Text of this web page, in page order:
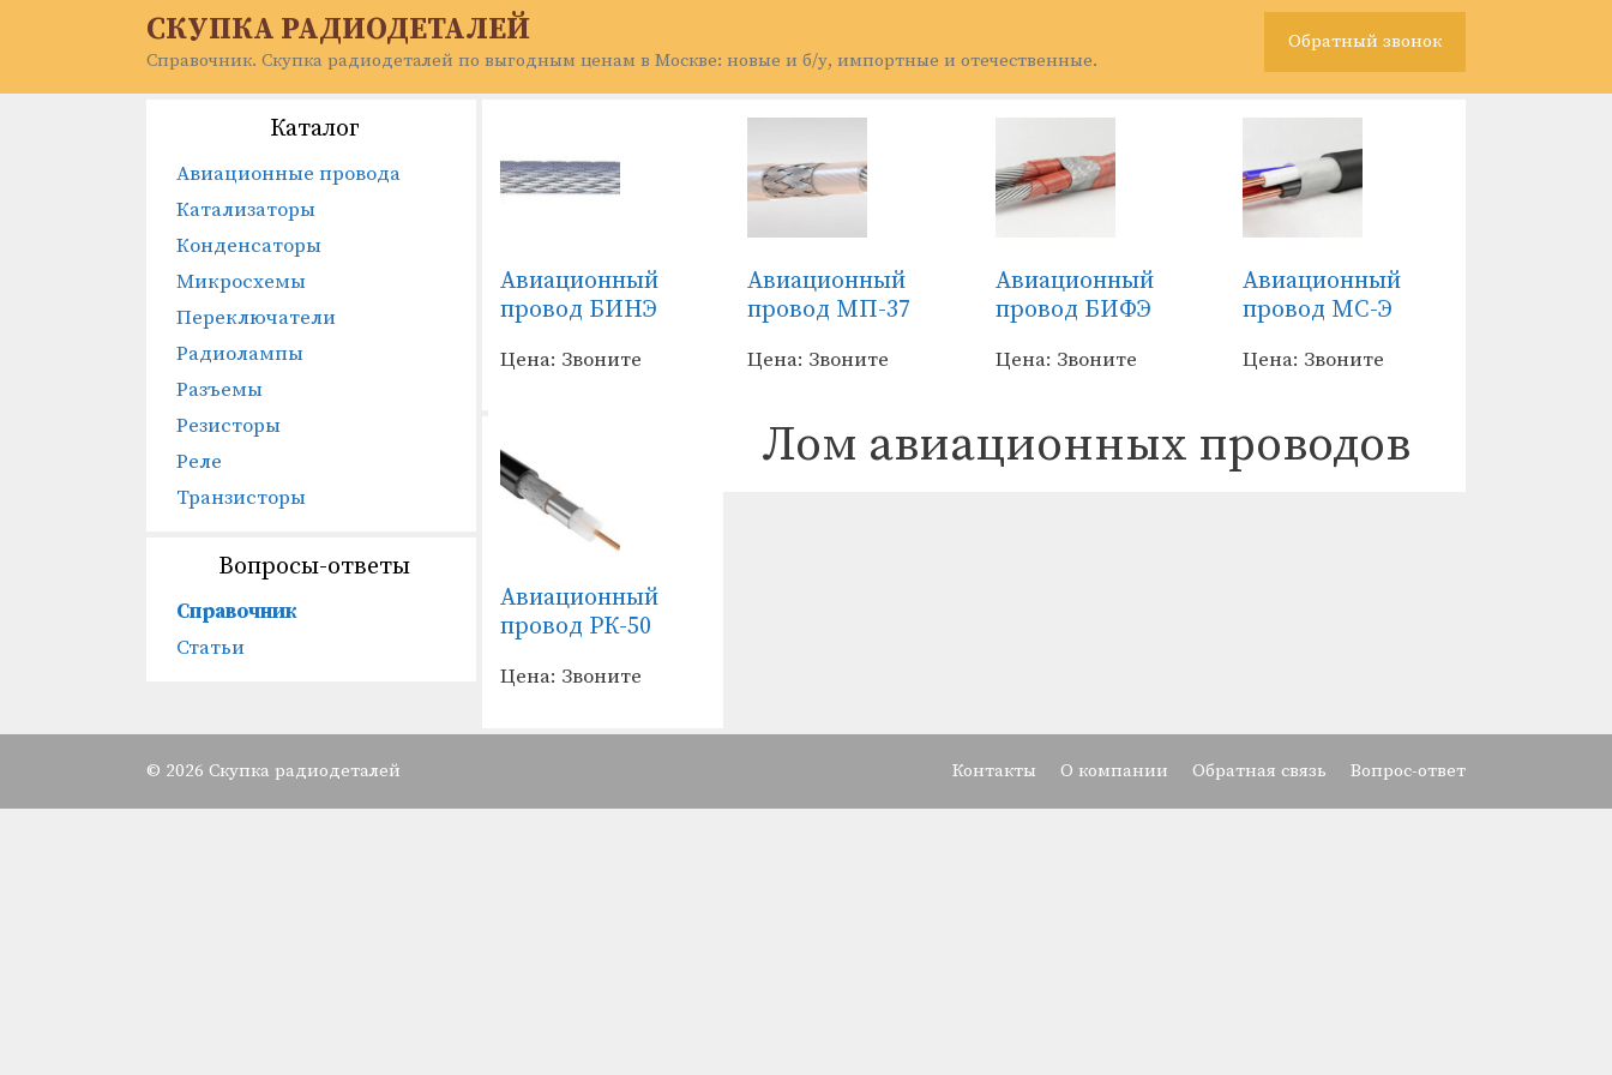
СКУПКА РАДИОДЕТАЛЕЙ
Справочник. Скупка радиодеталей по выгодным ценам в Москве: новые и б/у, импортные и отечественные.
Обратный звонок
Авиационный
провод БИНЭ
Цена: Звоните
Авиационный
провод МП-37
Цена: Звоните
Авиационный
провод БИФЭ
Цена: Звоните
Авиационный
провод МС-Э
Цена: Звоните
Авиационный
провод РК-50
Цена: Звоните
Лом авиационных проводов
Каталог
Авиационные провода
Катализаторы
Конденсаторы
Микросхемы
Переключатели
Радиолампы
Разъемы
Резисторы
Реле
Транзисторы
Вопросы-ответы
Справочник
Статьи
Контакты О компании Обратная связь Вопрос-ответ
© 2026 Скупка радиодеталей